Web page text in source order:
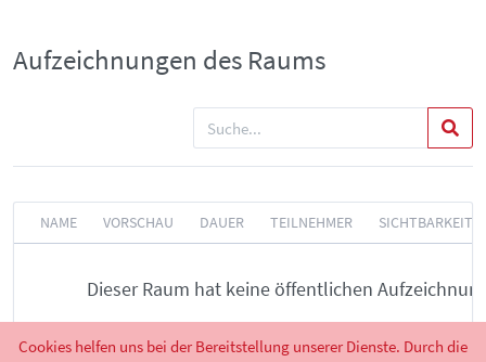
Aufzeichnungen des Raums
NAME VORSCHAU DAUER TEILNEHMER SICHTBARKEIT
Dieser Raum hat keine öffentlichen
Cookies helfen uns bei der Bereitstellung unserer Dienste. Durch die